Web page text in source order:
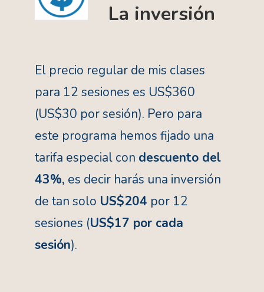
La inversión
El precio regular de mis clases
para 12 sesiones es US$360
(US$30 por sesión). Pero para
este programa hemos fijado una
tarifa especial con descuento del
43%, es decir harás una inversión
de tan solo US$204 por 12
sesiones (US$17 por cada
sesión).